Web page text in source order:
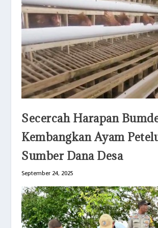
Secercah Harapan
Kembangkan Ayam
Sumber Dana Desa
September 24, 2025